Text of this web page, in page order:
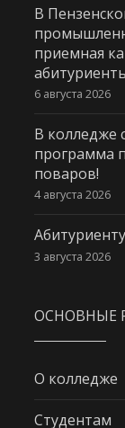
В
приемная
6 августа 2026
В колледже
программа
поваров!
4 августа 2026
Абитуриенту
3 августа 2026
ОСНОВНЫЕ
О колледже
Студентам